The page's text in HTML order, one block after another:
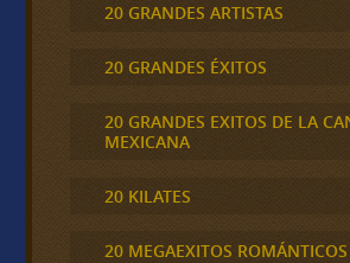
20 GRANDES ARTISTAS
20 GRANDES ÉXITOS
20 GRANDES EXITOS DE LA
MEXICANA
20 KILATES
20 MEGAEXITOS ROMÁNTICOS